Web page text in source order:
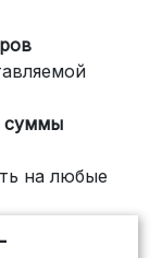
или
3 до 10
суммы
на любые